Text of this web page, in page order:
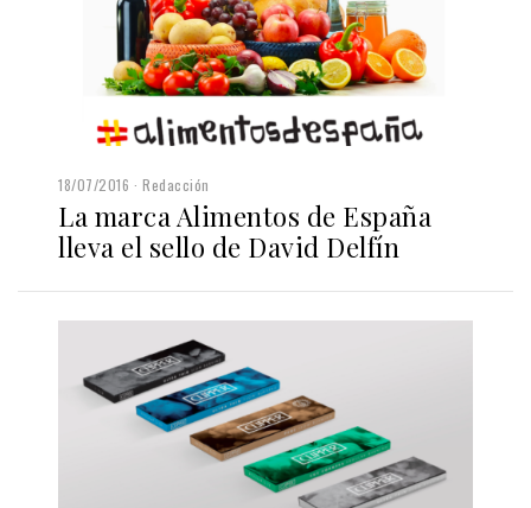
18/07/2016 Redacción
La marca Alimentos de España
lleva el sello de David Delfín